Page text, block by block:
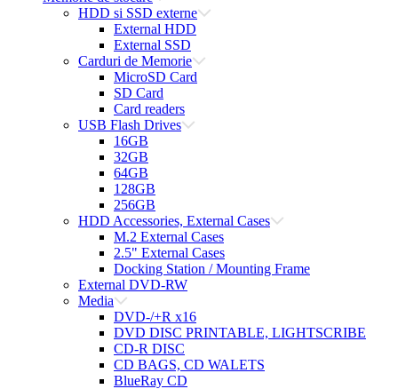
HDD si SSD externe
External HDD
External SSD
Carduri de Memorie
MicroSD Card
SD Card
Card readers
USB Flash Drives
16GB
32GB
64GB
128GB
256GB
HDD Accessories, External Cases
M.2 External Cases
2.5" External Cases
Docking Station / Mounting Frame
External DVD-RW
Media
DVD-/+R x16
DVD DISC PRINTABLE, LIGHTSCRIBE
CD-R DISC
CD BAGS, CD WALETS
BlueRay CD